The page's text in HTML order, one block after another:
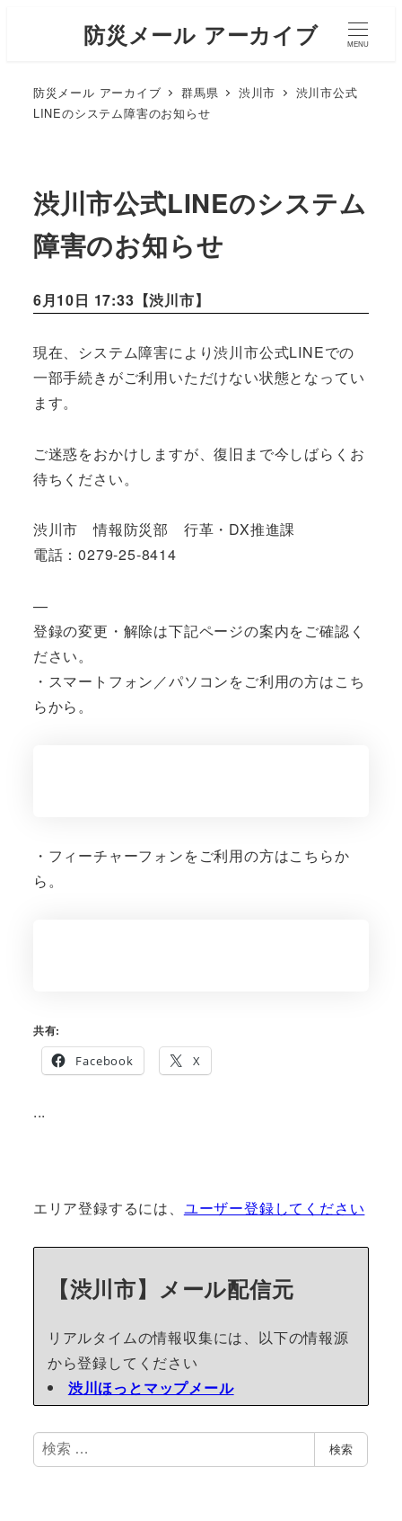
防災メール アーカイブ MENU
防災メール アーカイブ 群馬県 渋川市
渋川市公式
LINEのシステム障害のお知らせ
渋川市公式LINEのシステム
障害のお知らせ
6月10日 17:33【渋川市】
現在、システム障害により渋川市公式LINEでの
一部手続きがご利用いただけない状態となってい
ます。
ご迷惑をおかけしますが、復旧まで今しばらくお
待ちください。
渋川市 情報防災部 行革・DX推進課
電話：0279-25-8414
—
登録の変更・解除は下記ページの案内をご確認く
ださい。
・スマートフォン／パソコンをご利用の方はこち
らから。
・フィーチャーフォンをご利用の方はこちらか
ら。
共有:
Facebook
X
...
エリア登録するには、 ユーザー登録してください
【渋川市】メール配信元
リアルタイムの情報収集には、以下の情報源
から登録してください
渋川ほっとマップメール
検
索
検索